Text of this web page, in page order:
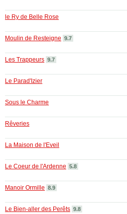
le Ry de Belle Rose
Moulin de Resteigne 9.7
Les Trappeurs 9.7
Le Parad'Izier
Sous le Charme
Rêveries
La Maison de l'Eveil
Le Coeur de l'Ardenne 5.8
Manoir Ormille 8.9
Le Bien-aller des Perêts 9.8